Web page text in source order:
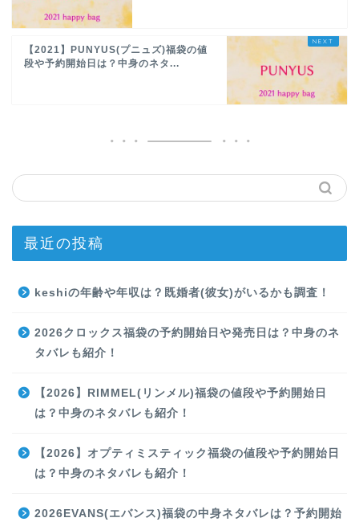
【2021】PUNYUS(プニュズ)福袋の値
段や予約開始日は？中身のネタ...
最近の投稿
keshiの年齢や年収は？既婚者(彼女)がいるかも調査！
2026クロックス福袋の予約開始日や発売日は？中身のネ
タバレも紹介！
【2026】RIMMEL(リンメル)福袋の値段や予約開始日
は？中身のネタバレも紹介！
【2026】オプティミスティック福袋の値段や予約開始日
は？中身のネタバレも紹介！
2026EVANS(エバンス)福袋の中身ネタバレは？予約開始